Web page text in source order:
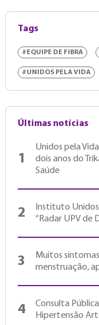
Tags
#EQUIPE DE FIBRA
#UNIDOS PELA VIDA
Últimas notícias
1
Unidos pela
dois anos do
Saúde
2
Instituto
“Radar UPV de
3
Muitos
menstruação,
4
Consulta
Hipertensão